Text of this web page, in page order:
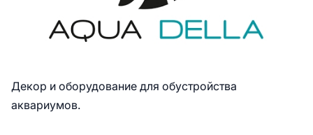
Декор и оборудование для обустройства
аквариумов.